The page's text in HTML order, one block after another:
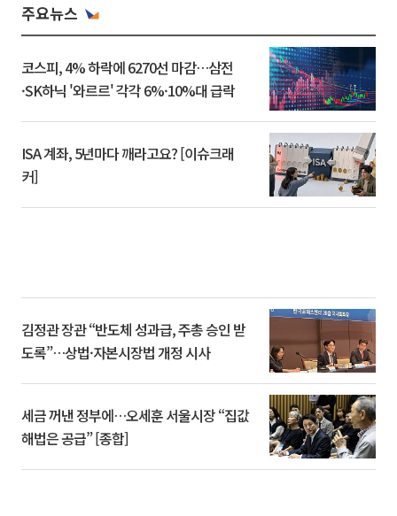
주요뉴스
코스피, 4% 하락에 6270선 마감…삼전
·SK하닉 '와르르' 각각 6%·10%대 급락
ISA 계좌, 5년마다 깨라고요? [이슈크래
커]
김정관 장관 “반도체 성과급, 주총 승인 받
도록”…상법·자본시장법 개정 시사
세금 꺼낸 정부에…오세훈 서울시장 “집값
해법은 공급” [종합]